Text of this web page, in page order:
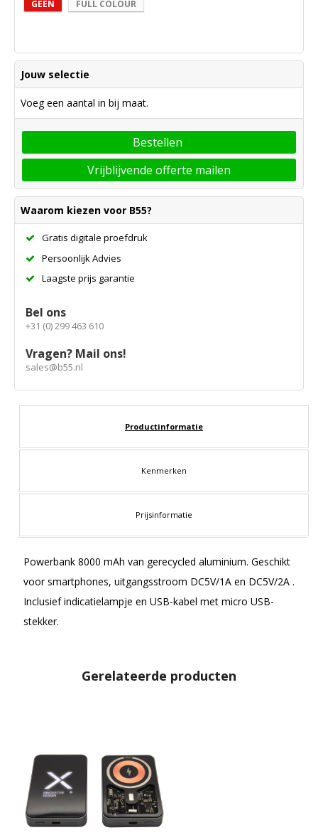
GEEN FULL COLOUR
Jouw selectie
Voeg een aantal in bij maat.
Bestellen
Vrijblijvende offerte mailen
Waarom kiezen voor B55?
Gratis digitale proefdruk
Persoonlijk Advies
Laagste prijs garantie
Bel ons
+31 (0) 299 463 610
Vragen? Mail ons!
sales@b55.nl
Productinformatie
Kenmerken
Prijsinformatie
Powerbank 8000 mAh van gerecycled aluminium. Geschikt
voor smartphones, uitgangsstroom DC5V/1A en DC5V/2A .
Inclusief indicatielampje en USB-kabel met micro USB-
stekker.
Gerelateerde producten